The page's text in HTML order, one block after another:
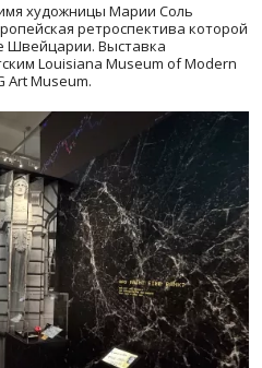
художницы Марии Соль
ретроспектива которой
Швейцарии. Выставка
Louisiana Museum of Modern
Art Museum.